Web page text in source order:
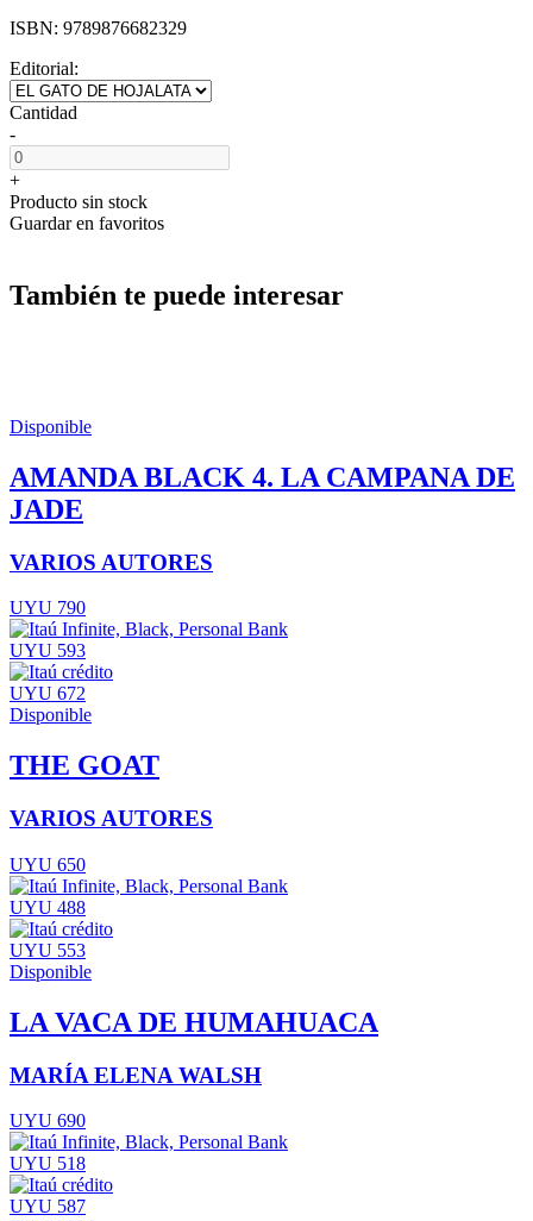
ISBN: 9789876682329
Editorial:
Cantidad
-
+
Producto sin stock
Guardar en favoritos
También te puede interesar
Disponible
AMANDA BLACK 4. LA CAMPANA DE
JADE
VARIOS AUTORES
UYU 790
UYU 593
UYU 672
Disponible
THE GOAT
VARIOS AUTORES
UYU 650
UYU 488
UYU 553
Disponible
LA VACA DE HUMAHUACA
MARÍA ELENA WALSH
UYU 690
UYU 518
UYU 587